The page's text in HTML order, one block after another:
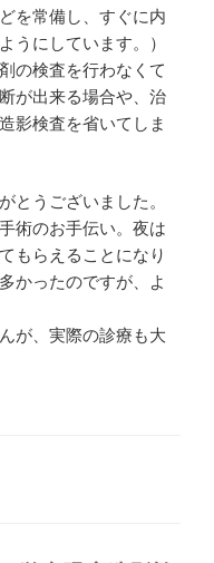
を常備し、すぐに内
うにしています。）
の検査を行わなくて
が出来る場合や、治
影検査を省いてしま
とうございました。
術のお手伝い。夜は
もらえることになり
かったのですが、よ
が、実際の診療も大